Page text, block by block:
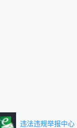
违法违规举报中心